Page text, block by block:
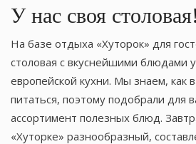
У нас своя столовая!
На базе отдыха «Хуторок» для
столовая с вкуснейшими блюдами
европейской кухни. Мы знаем, как
питаться, поэтому подобрали для
ассортимент полезных блюд.
«Хуторке» разнообразный,